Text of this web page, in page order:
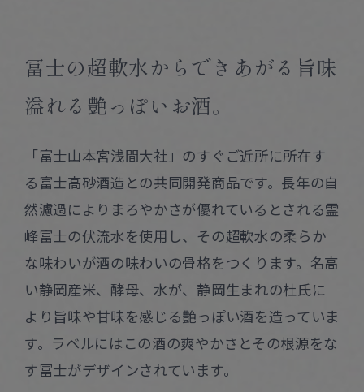
冨士の超軟水からできあがる旨味
溢れる艶っぽいお酒。
「富士山本宮浅間大社」のすぐご近所に所在す
る富士高砂酒造との共同開発商品です。長年の自
然濾過によりまろやかさが優れているとされる霊
峰富士の伏流水を使用し、その超軟水の柔らか
な味わいが酒の味わいの骨格をつくります。名高
い静岡産米、酵母、水が、静岡生まれの杜氏に
より旨味や甘味を感じる艶っぽい酒を造っていま
す。ラベルにはこの酒の爽やかさとその根源をな
す冨士がデザインされています。